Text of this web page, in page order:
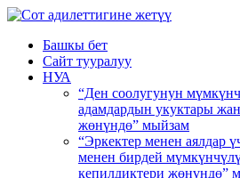
Башкы бет
Сайт тууралуу
НУА
“Ден соолугунун
адамдардын укуктары
жөнүндө” мыйзам
“Эркектер менен аялдар
менен бирдей
кепилдиктери жөнүндө”